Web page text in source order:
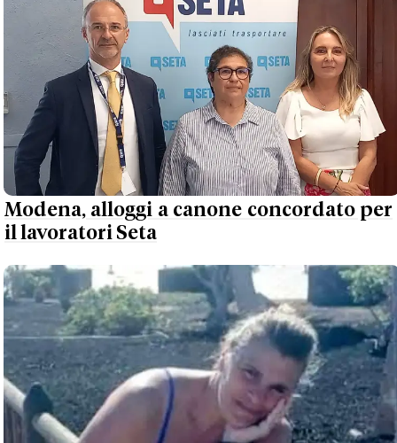
Modena, alloggi a canone concordato per
il lavoratori Seta